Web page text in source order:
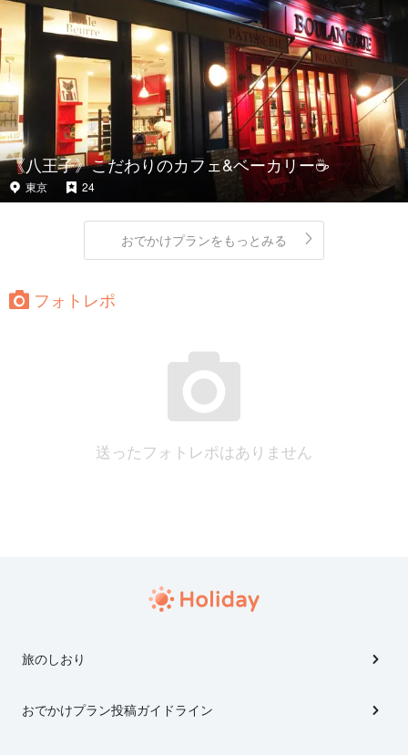
《八王子》こだわりのカフェ&ベーカリー☕️
東京 24
おでかけプランをもっとみる
フォトレポ
送ったフォトレポはありません
旅のしおり
おでかけプラン投稿ガイドライン